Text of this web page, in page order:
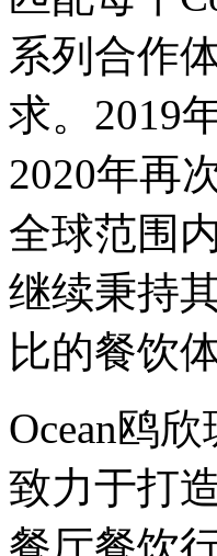
系列合作
求。2019
2020年再
全球范围
继续秉持
比的餐饮
Ocean鸥
致力于打
餐厅餐饮